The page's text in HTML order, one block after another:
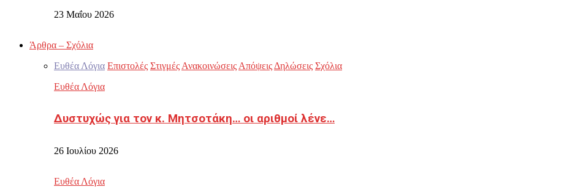
23 Μαΐου 2026
Άρθρα – Σχόλια
Ευθέα Λόγια Επιστολές Στιγμές Ανακοινώσεις Απόψεις Δηλώσεις Σχόλια
Ευθέα Λόγια
Δυστυχώς για τον κ. Μητσοτάκη… οι αριθμοί λένε…
26 Ιουλίου 2026
Ευθέα Λόγια